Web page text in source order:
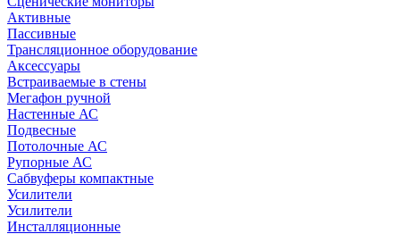
Активные
Пассивные
Трансляционное оборудование
Аксессуары
Встраиваемые в стены
Мегафон ручной
Настенные АС
Подвесные
Потолочные АС
Рупорные АС
Сабвуферы компактные
Усилители
Усилители
Инсталляционные